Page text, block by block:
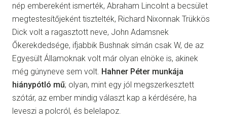
nép embereként ismerték, Abraham Lincolnt a becsület
megtestesítőjeként tisztelték, Richard Nixonnak Trükkös
Dick volt a ragasztott neve, John Adamsnek
Őkerekdedsége, ifjabbik Bushnak símán csak W, de az
Egyesült Államoknak volt már olyan elnöke is, akinek
még gúnyneve sem volt. Hahner Péter munkája
hiánypótló mű; olyan, mint egy jól megszerkesztett
szótár, az ember mindig választ kap a kérdésére, ha
leveszi a polcról, és belelapoz.